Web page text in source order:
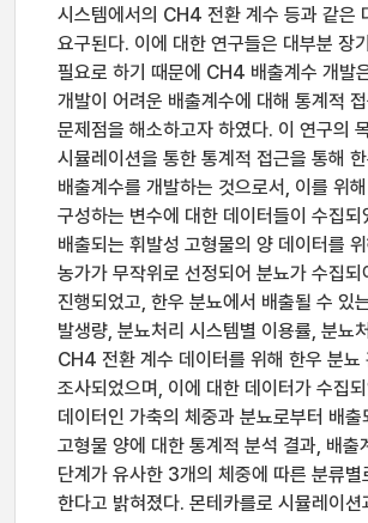
시스템에서의 CH4 전환 계수 등과 같은
요구된다. 이에 대한 연구들은 대부분 장
필요로 하기 때문에 CH4 배출계수 개발
개발이 어려운 배출계수에 대해 통계적
문제점을 해소하고자 하였다. 이 연구의
시뮬레이션을 통한 통계적 접근을 통해
배출계수를 개발하는 것으로서, 이를 위
구성하는 변수에 대한 데이터들이 수집되
배출되는 휘발성 고형물의 양 데이터를
농가가 무작위로 선정되어 분뇨가 수집되
진행되었고, 한우 분뇨에서 배출될 수 있
발생량, 분뇨처리 시스템별 이용률, 분뇨
CH4 전환 계수 데이터를 위해 한우 분뇨
조사되었으며, 이에 대한 데이터가 수집
데이터인 가축의 체중과 분뇨로부터 배출
고형물 양에 대한 통계적 분석 결과, 배출
단계가 유사한 3개의 체중에 따른 분류별
한다고 밝혀졌다. 몬테카를로 시뮬레이